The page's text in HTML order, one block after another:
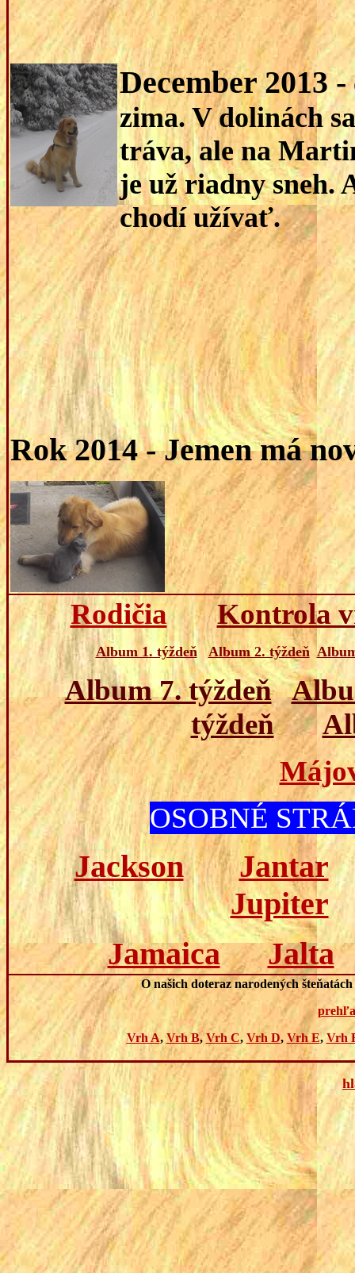
December 2013 -
zima. V dolinách
tráva, ale na
je už riadny sneh.
chodí užívať.
Rok 2014 - Jemen má
Rodičia Kontrola
Album 1. týždeň Album 2. týždeň
Album 7. týždeň
týždeň
OSOBNÉ
Jackson
Jantar
Jupiter
Jamaica
Jalta
O našich doteraz narodených
Vrh A,Vrh B,Vrh C, Vrh D, Vrh E,Vrh